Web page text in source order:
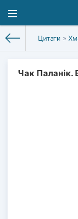
Цитати »
Чак Паланік.